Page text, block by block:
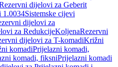
dijelovi za Geberit
1.0034Sistemske cijevi
dijelovi za
za RedukcijeKoljenaRezervni
dijelovi za T-komadiKrižni
komadiPrijelazni komadi,
komadi, fiksniPrijelazni komadi